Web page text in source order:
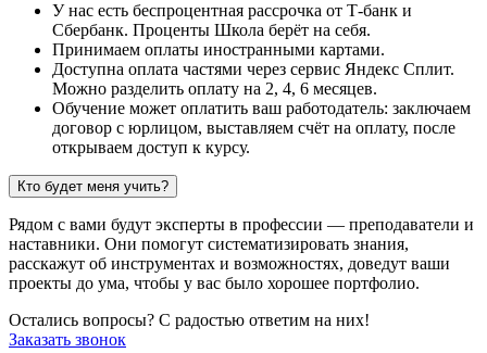
У нас есть беспроцентная рассрочка от Т-банк и
Сбербанк. Проценты Школа берёт на себя.
Принимаем оплаты иностранными картами.
Доступна оплата частями через сервис Яндекс Сплит.
Можно разделить оплату на 2, 4, 6 месяцев.
Обучение может оплатить ваш работодатель: заключаем
договор с юрлицом, выставляем счёт на оплату, после
открываем доступ к курсу.
Кто будет меня учить?
Рядом с вами будут эксперты в профессии — преподаватели и
наставники. Они помогут систематизировать знания,
расскажут об инструментах и возможностях, доведут ваши
проекты до ума, чтобы у вас было хорошее портфолио.
Остались вопросы? С радостью ответим на них!
Заказать звонок